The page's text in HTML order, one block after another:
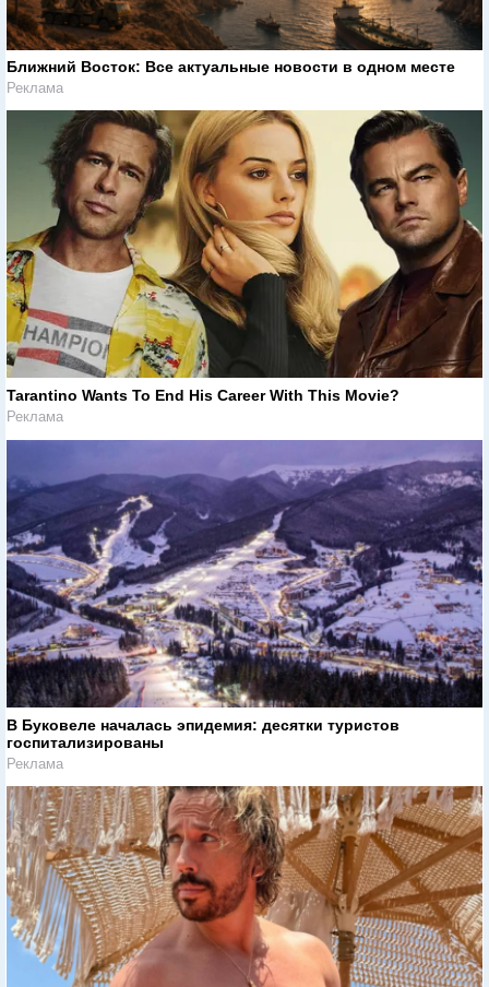
Ближний Восток: Все актуальные новости в одном месте
Реклама
Tarantino Wants To End His Career With This Movie?
Реклама
В Буковеле началась эпидемия: десятки туристов
госпитализированы
Реклама